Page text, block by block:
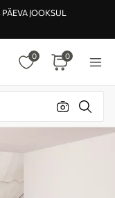
JOOKSUL
0 0